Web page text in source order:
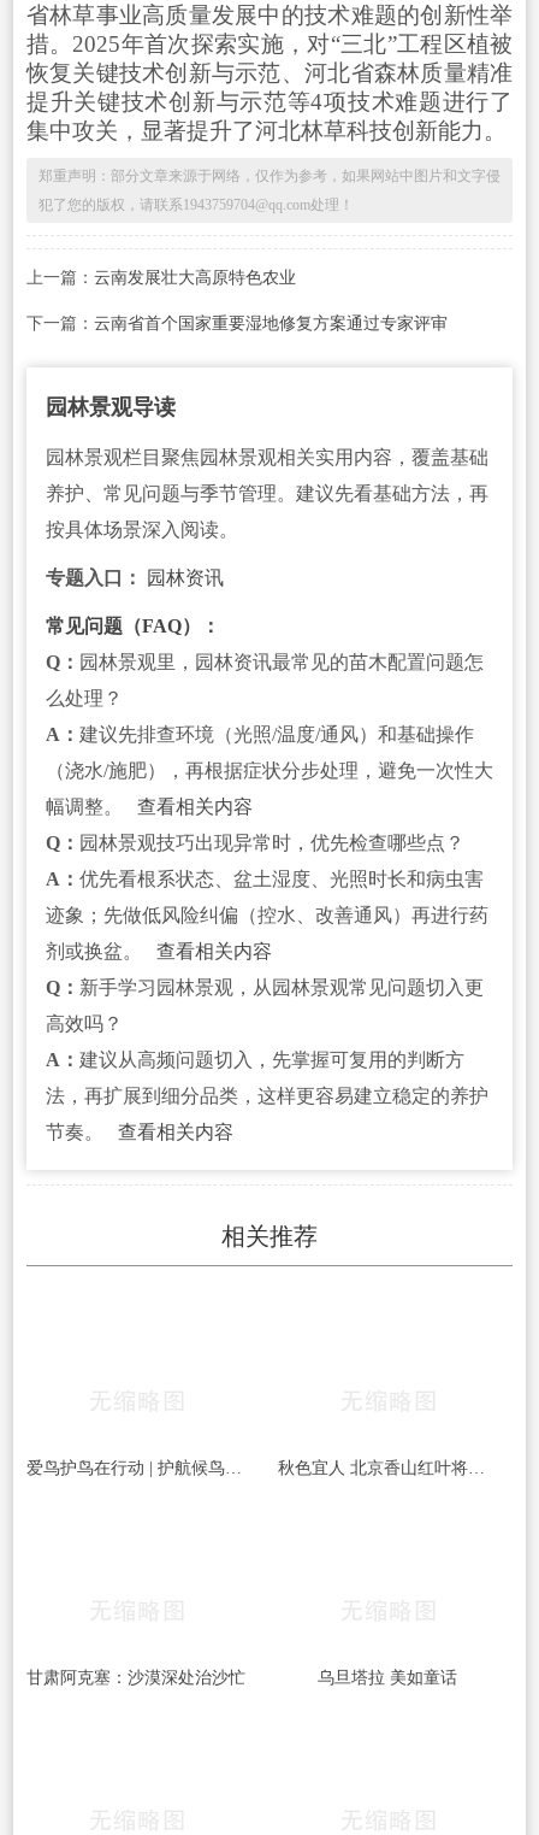
省林草事业高质量发展中的技术难题的创新性举
措。2025年首次探索实施，对“三北”工程区植被
恢复关键技术创新与示范、河北省森林质量精准
提升关键技术创新与示范等4项技术难题进行了
集中攻关，显著提升了河北林草科技创新能力。
郑重声明：部分文章来源于网络，仅作为参考，如果网站中图片和文字侵
犯了您的版权，请联系1943759704@qq.com处理！
上一篇： 云南发展壮大高原特色农业
下一篇： 云南省首个国家重要湿地修复方案通过专家评审
园林景观导读
园林景观栏目聚焦园林景观相关实用内容，覆盖基础
养护、常见问题与季节管理。建议先看基础方法，再
按具体场景深入阅读。
专题入口： 园林资讯
常见问题（FAQ）：
Q： 园林景观里，园林资讯最常见的苗木配置问题怎
么处理？
A： 建议先排查环境（光照/温度/通风）和基础操作
（浇水/施肥），再根据症状分步处理，避免一次性大
幅调整。
查看相关内容
Q： 园林景观技巧出现异常时，优先检查哪些点？
A： 优先看根系状态、盆土湿度、光照时长和病虫害
迹象；先做低风险纠偏（控水、改善通风）再进行药
剂或换盆。
查看相关内容
Q： 新手学习园林景观，从园林景观常见问题切入更
高效吗？
A： 建议从高频问题切入，先掌握可复用的判断方
法，再扩展到细分品类，这样更容易建立稳定的养护
节奏。
查看相关内容
相关推荐
爱鸟护鸟在行动 | 护航候鸟迁徙，守护鸟类家园！哈尔滨青少年在行动…… 秋色宜人 北京香山红叶将迎最佳观赏期
甘肃阿克塞：沙漠深处治沙忙 乌旦塔拉 美如童话